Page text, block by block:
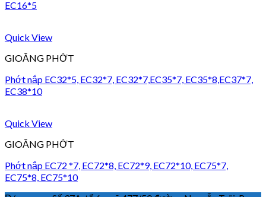
EC16*5
Quick View
GIOĂNG PHỚT
Phớt nắp EC32*5, EC32*7, EC32*7,EC35*7, EC35*8,EC37*7,
EC38*10
Quick View
GIOĂNG PHỚT
Phớt nắp EC72 *7, EC72*8, EC72*9, EC72*10, EC75*7,
EC75*8, EC75*10